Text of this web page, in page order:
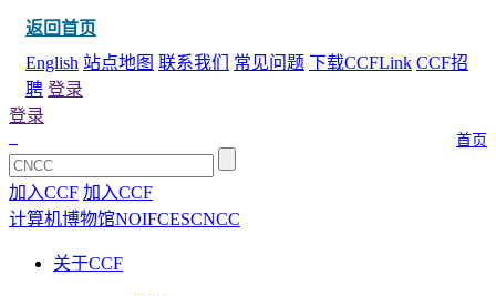
返回首页
English 站点地图 联系我们 常见问题 下载CCFLink CCF招
聘 登录
首页
登录
加入CCF 加入CCF
计算机博物馆NOIFCESCNCC
关于CCF